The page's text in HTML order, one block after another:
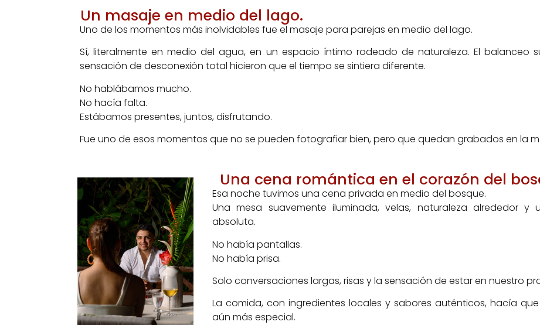
Un masaje en medio del lago.
Uno de los momentos más inolvidables fue el masaje para parejas en medio del lago.
Sí, literalmente en medio del agua, en un espacio íntimo rodeado de naturaleza. El balanceo
sensación de desconexión total hicieron que el tiempo se sintiera diferente.
No hablábamos mucho.
No hacía falta.
Estábamos presentes, juntos, disfrutando.
Fue uno de esos momentos que no se pueden fotografiar bien, pero que quedan grabados en la
Una cena romántica en el corazón del
Esa noche tuvimos una cena privada en medio del bosque.
Una mesa suavemente iluminada, velas, naturaleza alrededor y
absoluta.
No había pantallas.
No había prisa.
Solo conversaciones largas, risas y la sensación de estar en nuestro
La comida, con ingredientes locales y sabores auténticos, hacía
aún más especial.